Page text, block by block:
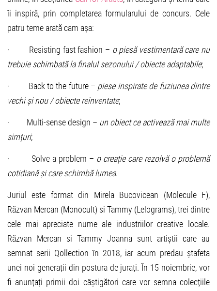
îi inspiră, prin completarea formularului de concurs. Cele
patru teme arată cam așa:
· Resisting fast fashion – o piesă vestimentară care nu
trebuie schimbată la finalul sezonului / obiecte adaptabile;
· Back to the future – piese inspirate de fuziunea dintre
vechi și nou / obiecte reinventate;
· Multi-sense design – un obiect ce activează mai multe
simțuri;
· Solve a problem – o creație care rezolvă o problemă
cotidiană și care schimbă lumea.
Juriul este format din Mirela Bucovicean (Molecule F),
Răzvan Mercan (Monocult) si Tammy (Lelograms), trei dintre
cele mai apreciate nume ale industriilor creative locale.
Răzvan Mercan si Tammy Joanna sunt artiștii care au
semnat serii Qollection în 2018, iar acum predau ștafeta
unei noi generații din postura de jurați. În 15 noiembrie, vor
fi anunțați primii doi câștigători care vor semna colecțiile